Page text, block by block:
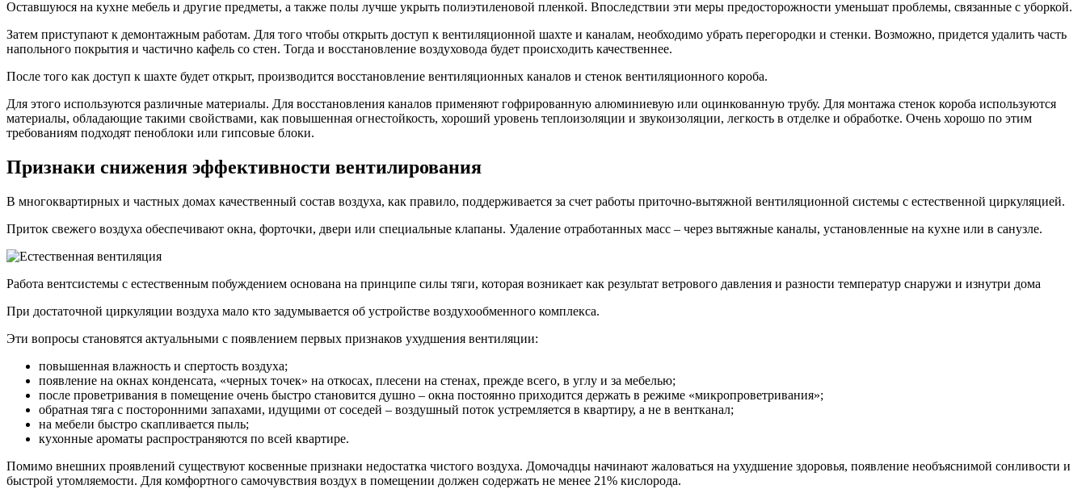
Оставшуюся на кухне мебель и другие предметы, а также полы лучше укрыть полиэтиленовой пленкой. Впоследствии эти меры предосторожности уменьшат проблемы, связанные с уборкой.
Затем приступают к демонтажным работам. Для того чтобы открыть доступ к вентиляционной шахте и каналам, необходимо убрать перегородки и стенки. Возможно, придется удалить часть
напольного покрытия и частично кафель со стен. Тогда и восстановление воздуховода будет происходить качественнее.
После того как доступ к шахте будет открыт, производится восстановление вентиляционных каналов и стенок вентиляционного короба.
Для этого используются различные материалы. Для восстановления каналов применяют гофрированную алюминиевую или оцинкованную трубу. Для монтажа стенок короба используются
материалы, обладающие такими свойствами, как повышенная огнестойкость, хороший уровень теплоизоляции и звукоизоляции, легкость в отделке и обработке. Очень хорошо по этим
требованиям подходят пеноблоки или гипсовые блоки.
Признаки снижения эффективности вентилирования
В многоквартирных и частных домах качественный состав воздуха, как правило, поддерживается за счет работы приточно-вытяжной вентиляционной системы с естественной циркуляцией.
Приток свежего воздуха обеспечивают окна, форточки, двери или специальные клапаны. Удаление отработанных масс – через вытяжные каналы, установленные на кухне или в санузле.
Работа вентсистемы с естественным побуждением основана на принципе силы тяги, которая возникает как результат ветрового давления и разности температур снаружи и изнутри дома
При достаточной циркуляции воздуха мало кто задумывается об устройстве воздухообменного комплекса.
Эти вопросы становятся актуальными с появлением первых признаков ухудшения вентиляции:
повышенная влажность и спертость воздуха;
появление на окнах конденсата, «черных точек» на откосах, плесени на стенах, прежде всего, в углу и за мебелью;
после проветривания в помещение очень быстро становится душно – окна постоянно приходится держать в режиме «микропроветривания»;
обратная тяга с посторонними запахами, идущими от соседей – воздушный поток устремляется в квартиру, а не в вентканал;
на мебели быстро скапливается пыль;
кухонные ароматы распространяются по всей квартире.
Помимо внешних проявлений существуют косвенные признаки недостатка чистого воздуха. Домочадцы начинают жаловаться на ухудшение здоровья, появление необъяснимой сонливости и
быстрой утомляемости. Для комфортного самочувствия воздух в помещении должен содержать не менее 21% кислорода.